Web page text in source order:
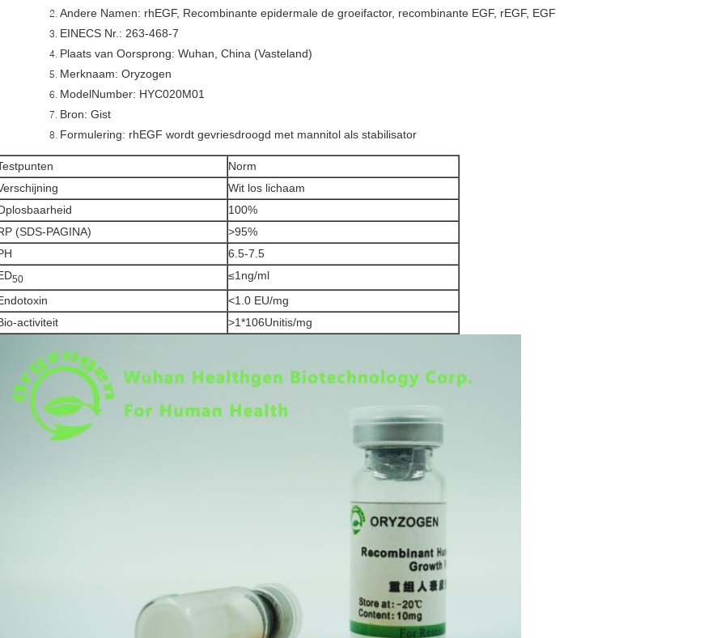
Andere Namen: rhEGF, Recombinante epidermale de groeifactor, recombinante EGF, rEGF, EGF
EINECS Nr.: 263-468-7
Plaats van Oorsprong: Wuhan, China (Vasteland)
Merknaam: Oryzogen
ModelNumber: HYC020M01
Bron: Gist
Formulering: rhEGF wordt gevriesdroogd met mannitol als stabilisator
Norm
Wit los lichaam
100%
(SDS-PAGINA)
>95%
6.5-7.5
50
≤1ng/ml
<1.0 EU/mg
activiteit
>1*106Unitis/mg